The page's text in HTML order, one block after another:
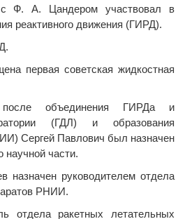
Ф. А. Цандером участвовал в
реактивного движения (ГИРД).
первая советская жидкостная
объединения ГИРДа и
(ГДЛ) и образования
Сергей Павлович был назначен
научной части.
назначен руководителем отдела
РНИИ.
отдела ракетных летательных